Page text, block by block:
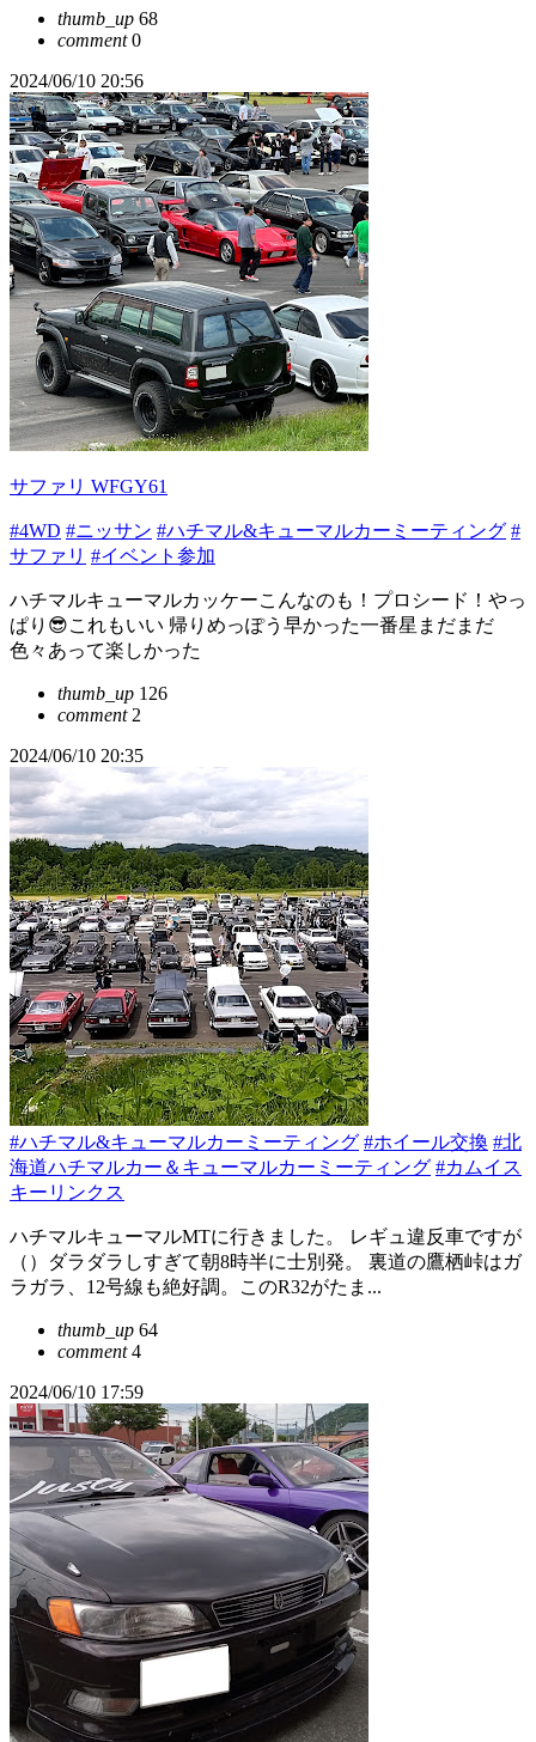
thumb_up 68
comment0
2024/06/10 20:56
サファリ WFGY61
#4WD #ニッサン #ハチマル&キューマルカーミーティング #
サファリ #イベント参加
ハチマルキューマルカッケーこんなのも！プロシード！やっ
ぱり😎これもいい 帰りめっぽう早かった一番星まだまだ
色々あって楽しかった
thumb_up 126
comment2
2024/06/10 20:35
#ハチマル&キューマルカーミーティング #ホイール交換 #北
海道ハチマルカー＆キューマルカーミーティング #カムイス
キーリンクス
ハチマルキューマルMTに行きました。 レギュ違反車ですが
（）ダラダラしすぎて朝8時半に士別発。 裏道の鷹栖峠はガ
ラガラ、12号線も絶好調。このR32がたま...
thumb_up 64
comment4
2024/06/10 17:59